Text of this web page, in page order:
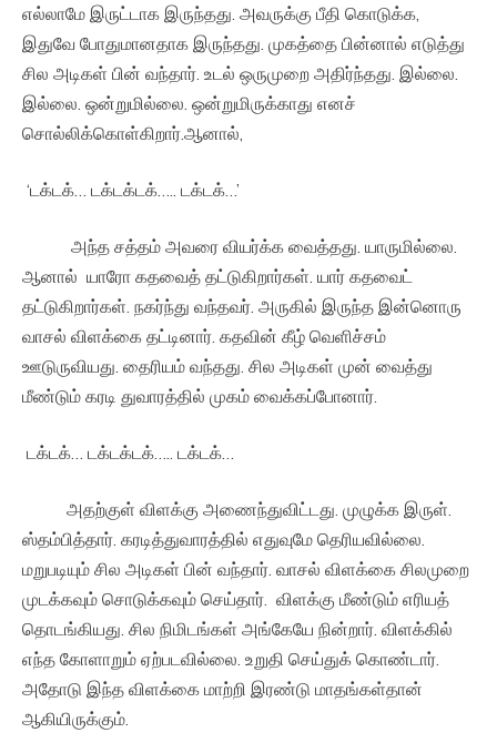
எல்லாமே இருட்டாக இருந்தது. அவருக்கு பீதி கொடுக்க,
இதுவே போதுமானதாக இருந்தது. முகத்தை பின்னால் எடுத்து
சில அடிகள் பின் வந்தார். உடல் ஒருமுறை அதிர்ந்தது. இல்லை.
இல்லை. ஒன்றுமில்லை. ஒன்றுமிருக்காது எனச்
சொல்லிக்கொள்கிறார்.ஆனால்,
‘டக்டக்… டக்டக்டக்….. டக்டக்…’
அந்த சத்தம் அவரை வியர்க்க வைத்தது. யாருமில்லை.
ஆனால் யாரோ கதவைத் தட்டுகிறார்கள். யார் கதவைட்
தட்டுகிறார்கள். நகர்ந்து வந்தவர். அருகில் இருந்த இன்னொரு
வாசல் விளக்கை தட்டினார். கதவின் கீழ் வெளிச்சம்
ஊடுருவியது. தைரியம் வந்தது. சில அடிகள் முன் வைத்து
மீண்டும் கரடி துவாரத்தில் முகம் வைக்கப்போனார்.
டக்டக்… டக்டக்டக்….. டக்டக்…
அதற்குள் விளக்கு அணைந்துவிட்டது. முழுக்க இருள்.
ஸ்தம்பித்தார். கரடித்துவாரத்தில் எதுவுமே தெரியவில்லை.
மறுபடியும் சில அடிகள் பின் வந்தார். வாசல் விளக்கை சிலமுறை
முடக்கவும் சொடுக்கவும் செய்தார். விளக்கு மீண்டும் எரியத்
தொடங்கியது. சில நிமிடங்கள் அங்கேயே நின்றார். விளக்கில்
எந்த கோளாறும் ஏற்படவில்லை. உறுதி செய்துக் கொண்டார்.
அதோடு இந்த விளக்கை மாற்றி இரண்டு மாதங்கள்தான்
ஆகியிருக்கும்.